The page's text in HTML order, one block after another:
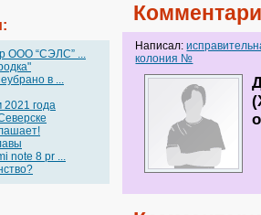
OOO “СЭЛС” ...
в ...
года
note 8 pr ...
Написал:
колония №